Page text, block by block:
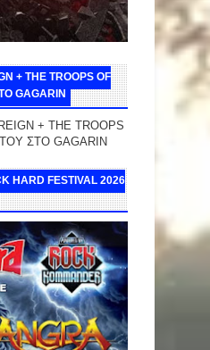
+ THE TROOPS OF
GAGARIN
FESTIVAL 2026